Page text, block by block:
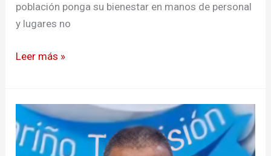
población ponga su bienestar en manos de personal
y lugares no
Leer más »
Hospital
Mental
Perpetuo